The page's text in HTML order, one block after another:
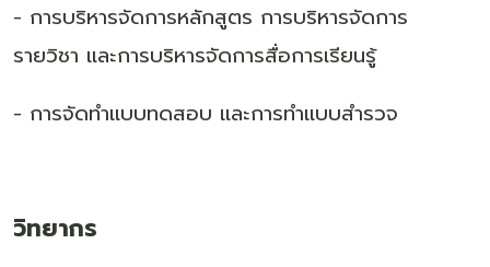
- การบริหารจัดการหลักสูตร การบริหารจัดการ
รายวิชา และการบริหารจัดการสื่อการเรียนรู้
- การจัดทำแบบทดสอบ และการทำแบบสำรวจ
วิทยากร